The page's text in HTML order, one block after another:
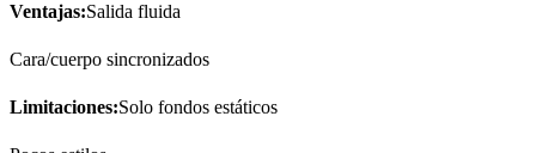
Ventajas:Salida fluida
Cara/cuerpo sincronizados
Limitaciones:Solo fondos estáticos